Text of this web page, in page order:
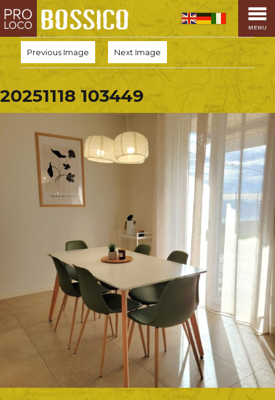
HOME
PRO LOCO
L’ALTOPIANO
PROMOZIONI
SPORT
OSPITALITÀ
COMMERCIO
DINTORNI
CONTATTI
Previous Image Next Image
20251118 103449